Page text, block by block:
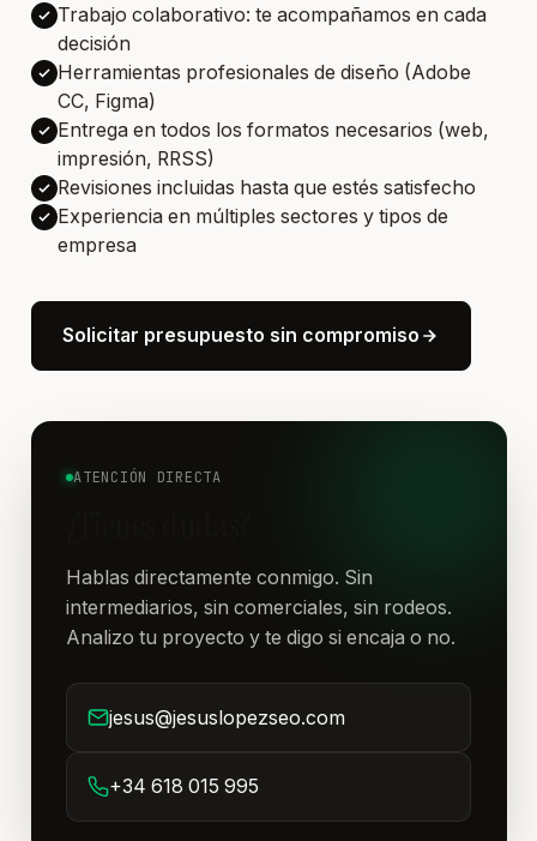
Trabajo colaborativo: te acompañamos en cada
decisión
Herramientas profesionales de diseño (Adobe
CC, Figma)
Entrega en todos los formatos necesarios (web,
impresión, RRSS)
Revisiones incluidas hasta que estés satisfecho
Experiencia en múltiples sectores y tipos de
empresa
Solicitar presupuesto sin compromiso
ATENCIÓN DIRECTA
Hablas directamente conmigo. Sin
intermediarios, sin comerciales, sin rodeos.
Analizo tu proyecto y te digo si encaja o no.
jesus@jesuslopezseo.com
+34 618 015 995